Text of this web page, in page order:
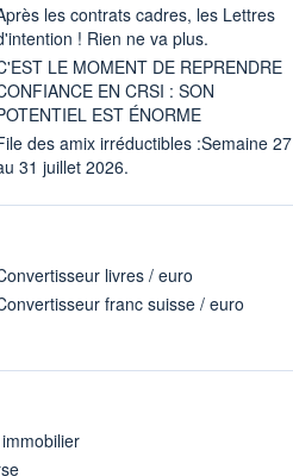
les contrats cadres, les Lettres
! Rien ne va plus.
LE MOMENT DE REPRENDRE
EN CRSI : SON
EST ÉNORME
des amix irréductibles :Semaine 27
31 juillet 2026.
livres / euro
franc suisse / euro